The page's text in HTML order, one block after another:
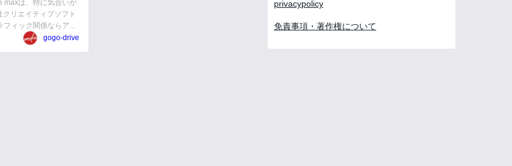
maxは、特に気合いが
リエイティブソフト
フィック関係ならア...
gogo-drive
privacypolicy
免責事項・著作権について